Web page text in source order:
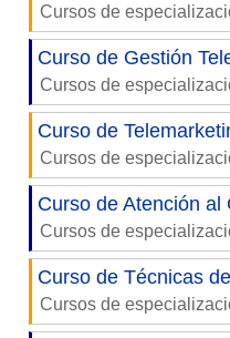
Cursos de
Curso de Gestión
Cursos de
Curso de
Cursos de
Curso de Atención
Cursos de
Curso de Técnicas
Cursos de